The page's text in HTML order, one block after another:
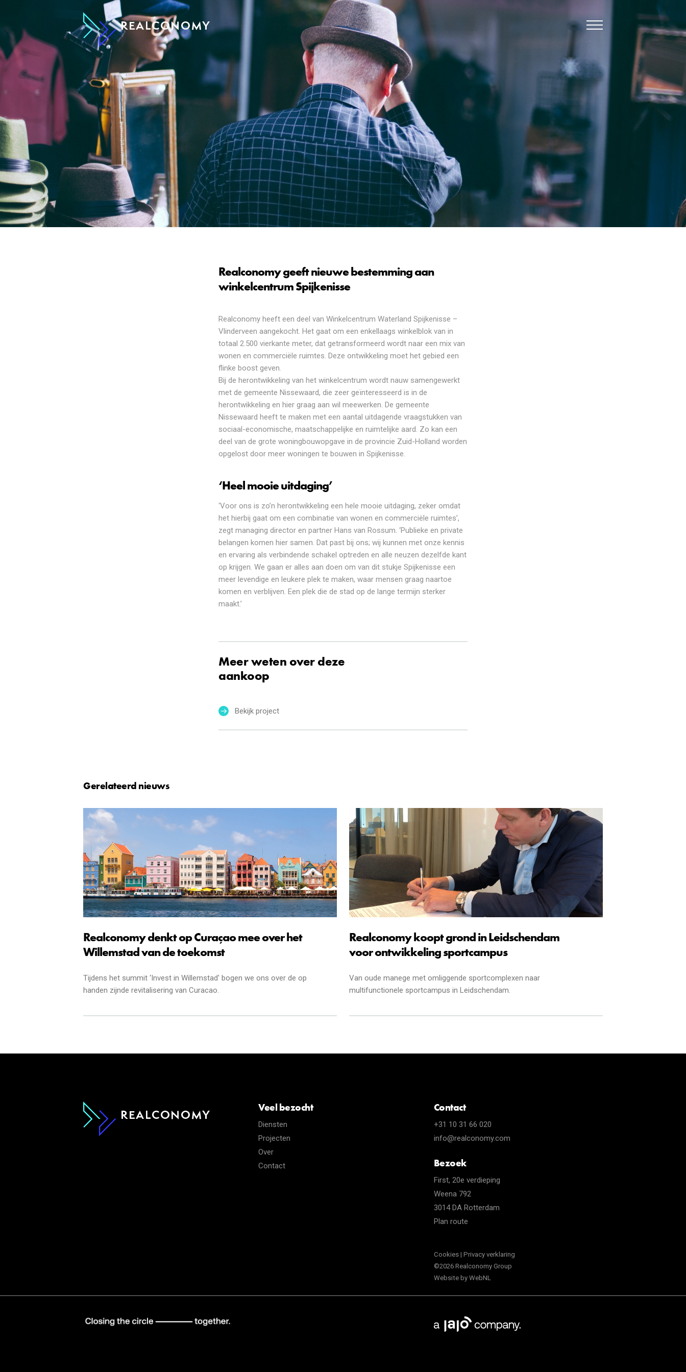
Realconomy geeft nieuwe bestemming aan
winkelcentrum Spijkenisse
Realconomy heeft een deel van Winkelcentrum Waterland Spijkenisse –
Vlinderveen aangekocht. Het gaat om een enkellaags winkelblok van in
totaal 2.500 vierkante meter, dat getransformeerd wordt naar een mix van
wonen en commerciële ruimtes. Deze ontwikkeling moet het gebied een
flinke boost geven.
Bij de herontwikkeling van het winkelcentrum wordt nauw samengewerkt
met de gemeente Nissewaard, die zeer geïnteresseerd is in de
herontwikkeling en hier graag aan wil meewerken. De gemeente
Nissewaard heeft te maken met een aantal uitdagende vraagstukken van
sociaal-economische, maatschappelijke en ruimtelijke aard. Zo kan een
deel van de grote woningbouwopgave in de provincie Zuid-Holland worden
opgelost door meer woningen te bouwen in Spijkenisse.
‘Heel mooie uitdaging’
‘Voor ons is zo’n herontwikkeling een hele mooie uitdaging, zeker omdat
het hierbij gaat om een combinatie van wonen en commerciële ruimtes’,
zegt managing director en partner Hans van Rossum. ‘Publieke en private
belangen komen hier samen. Dat past bij ons; wij kunnen met onze kennis
en ervaring als verbindende schakel optreden en alle neuzen dezelfde kant
op krijgen. We gaan er alles aan doen om van dit stukje Spijkenisse een
meer levendige en leukere plek te maken, waar mensen graag naartoe
komen en verblijven. Een plek die de stad op de lange termijn sterker
maakt.’
Meer weten over deze
aankoop
Bekijk project
Gerelateerd nieuws
Realconomy denkt op Curaçao mee over het
Willemstad van de toekomst
Tijdens het summit ‘Invest in Willemstad' bogen we ons over de op
handen zijnde revitalisering van Curacao.
Realconomy koopt grond in Leidschendam
voor ontwikkeling sportcampus
Van oude manege met omliggende sportcomplexen naar
multifunctionele sportcampus in Leidschendam.
Veel bezocht
Diensten
Projecten
Over
Contact
Contact
+31 10 31 66 020
info@realconomy.com
Bezoek
First, 20e verdieping
Weena 792
3014 DA Rotterdam
Plan route
Cookies| Privacy verklaring
©2026 Realconomy Group
Website by WebNL